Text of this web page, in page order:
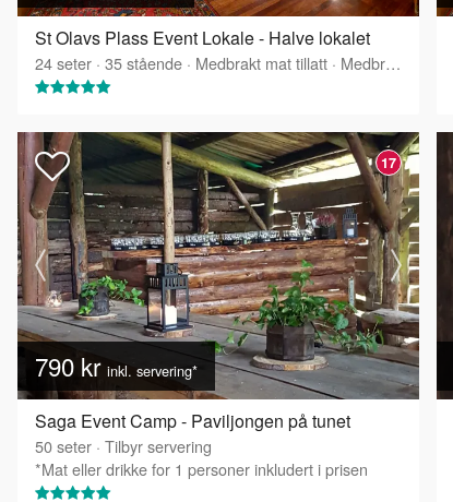
St Olavs Plass Event Lokale - Halve lokalet
24seter · 35stående · Medbrakt mat tillatt · Medbrakt drikke tillatt
17
790 kr inkl. servering*
Saga Event Camp - Paviljongen på tunet
50seter · Tilbyr servering
*Mat eller drikke for 1 personer inkludert i prisen